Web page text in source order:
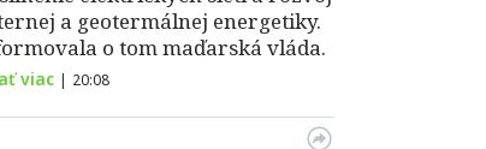
a geotermálnej energetiky.
o tom maďarská vláda.
viac | 20:08